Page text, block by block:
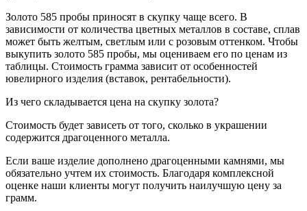
Золото 585 пробы приносят в скупку чаще всего. В
зависимости от количества цветных металлов в составе, сплав
может быть желтым, светлым или с розовым оттенком. Чтобы
выкупить золото 585 пробы, мы оцениваем его по ценам из
таблицы. Стоимость грамма зависит от особенностей
ювелирного изделия (вставок, рентабельности).
Из чего складывается цена на скупку золота?
Стоимость будет зависеть от того, сколько в украшении
содержится драгоценного металла.
Если ваше изделие дополнено драгоценными камнями, мы
обязательно учтем их стоимость. Благодаря комплексной
оценке наши клиенты могут получить наилучшую цену за
грамм.